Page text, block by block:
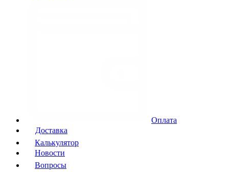
Оплата
Доставка
Калькулятор
Новости
Вопросы